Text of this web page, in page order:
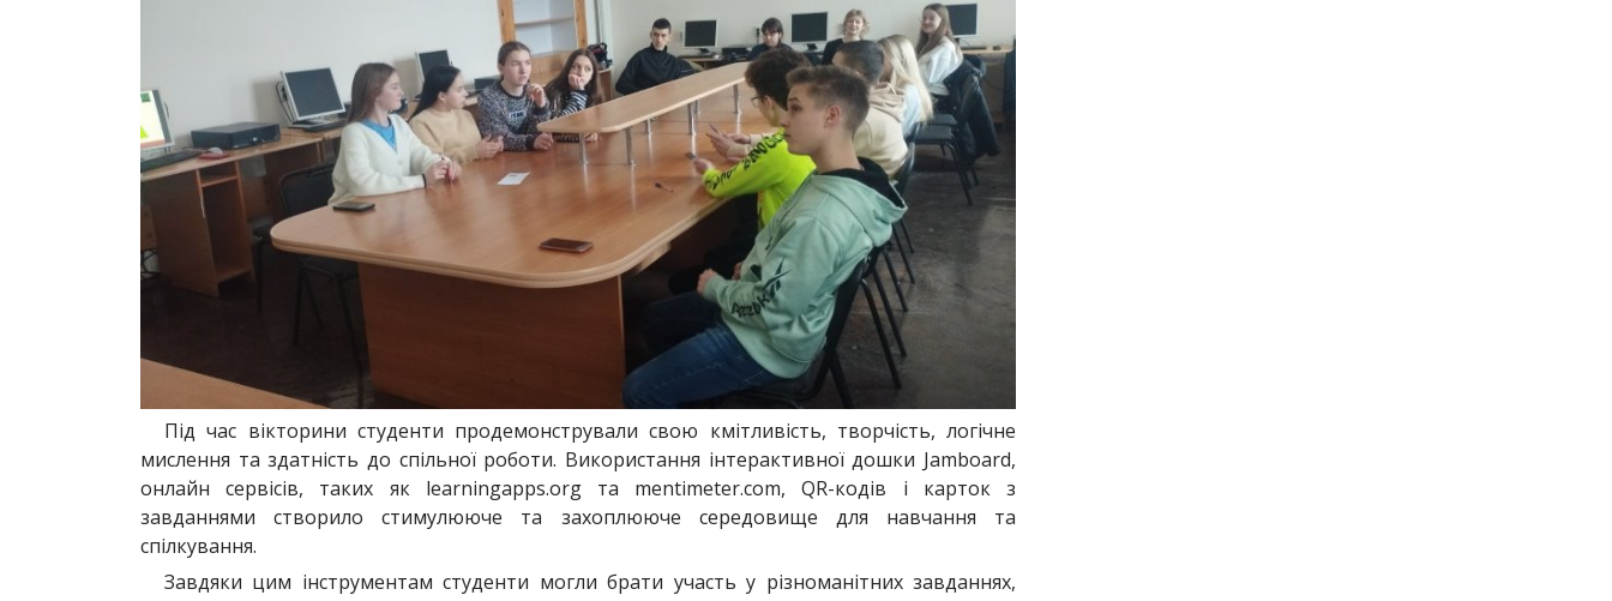
Під час вікторини студенти продемонстрували свою кмітливість, творчість, логічне
мислення та здатність до спільної роботи. Використання інтерактивної дошки Jamboard,
онлайн сервісів, таких як learningapps.org та mentimeter.com, QR-кодів і карток з
завданнями створило стимулююче та захоплююче середовище для навчання та
спілкування.
Завдяки цим інструментам студенти могли брати участь у різноманітних завданнях,